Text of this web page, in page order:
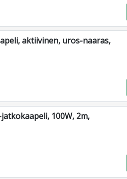
aktiivinen, uros-naaras,
100W, 2m,